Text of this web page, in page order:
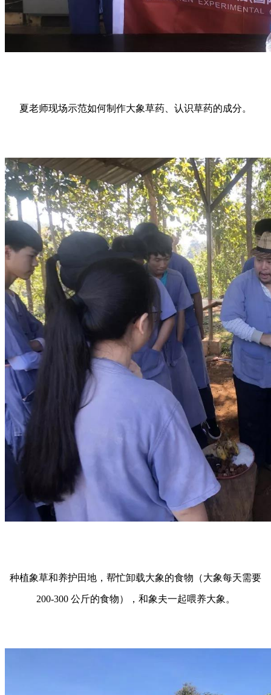
夏老师现场示范如何制作大象草药 、认识草药的成分。
种植象草和养护田地 ，帮忙卸载大象的食物（大象每天需要
200-300 公斤的食物）， 和象夫一起喂养大象。